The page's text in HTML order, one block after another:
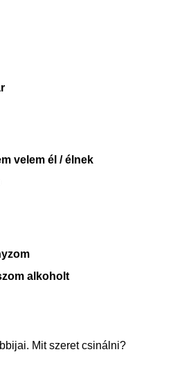
velem él / élnek
alkoholt
Mit szeret csinálni?